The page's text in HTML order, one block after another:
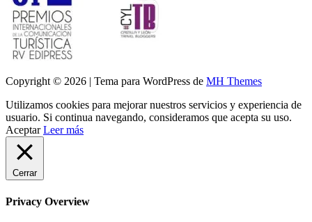
Copyright © 2026 | Tema para WordPress de MH Themes
Utilizamos cookies para mejorar nuestros servicios y experiencia de
usuario. Si continua navegando, consideramos que acepta su uso.
Aceptar Leer más
Cerrar
Privacy Overview